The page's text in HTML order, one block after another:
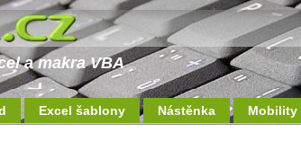
a makra VBA
Excel šablony Nástěnka Mobility